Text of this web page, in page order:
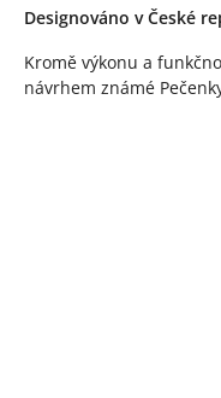
Designováno v České
Kromě výkonu a
návrhem známé